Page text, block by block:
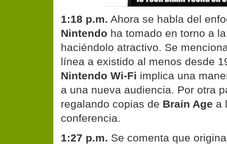
1:18 p.m. Ahora se habla del
Nintendo ha tomado en torno a
haciéndolo atractivo. Se
línea a existido al menos desde
Nintendo Wi-Fi implica una
a una nueva audiencia. Por otra
regalando copias de Brain Age a
conferencia.
1:27 p.m. Se comenta que